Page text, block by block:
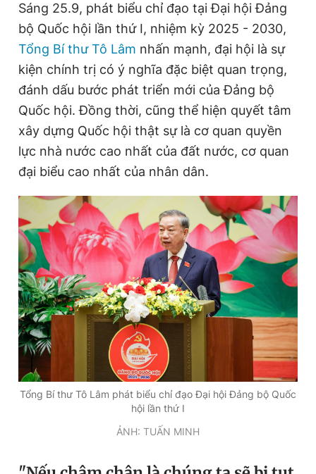
Thông tin tòa soạn Liên hệ quảng cáo
Đọc Thanh Niên trên điện thoại
Theo dõi báo trên
Hotline
0906 645 777
Liên hệ quảng cáo
0908 780 404
Đặt báo Quảng cáo RSS Tòa soạn Chính sách bảo
Tổng biên tập: Nguyễn Ngọc Toàn
Phó tổng biên tập thường trực: Hải Thành
Phó tổng biên tập: Lâm Hiếu Dũng
Phó tổng biên tập: Trần Việt Hưng
Tổng thư ký tòa soạn: Đức Trung
Giấy phép xuất bản số 110/GP - BTTTT cấp ngày 24.3.2020
© 2003-2026 Bản quyền thuộc về Báo Thanh Niên. Cấm sao
chép dưới mọi hình thức nếu không có sự chấp thuận bằng văn
bản. Phát triển bởi ePi Technologies, JSC.
Sáng 25.9, phát biểu chỉ đạo tại Đại hội Đảng
bộ Quốc hội lần thứ I, nhiệm kỳ 2025 - 2030,
Tổng Bí thư Tô Lâm nhấn mạnh, đại hội là sự
kiện chính trị có ý nghĩa đặc biệt quan trọng,
đánh dấu bước phát triển mới của Đảng bộ
Quốc hội. Đồng thời, cũng thể hiện quyết tâm
xây dựng Quốc hội thật sự là cơ quan quyền
lực nhà nước cao nhất của đất nước, cơ quan
đại biểu cao nhất của nhân dân.
Tổng Bí thư Tô Lâm phát biểu chỉ đạo Đại hội Đảng bộ Quốc
hội lần thứ I
ẢNH: TUẤN MINH